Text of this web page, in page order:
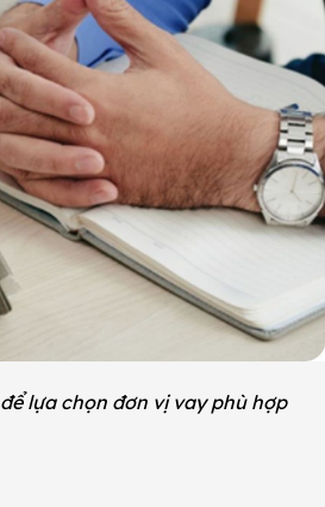
lựa chọn đơn vị vay phù hợp